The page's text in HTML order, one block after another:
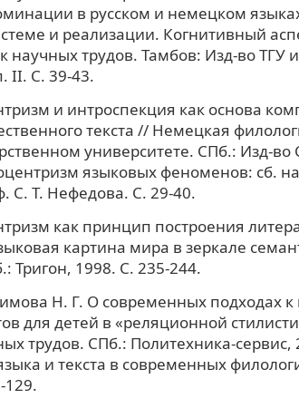
в русском и немецком
и реализации. Когнитивный
научных трудов. Тамбов: Изд-во ТГУ
II. С. 39-43.
и интроспекция как основа
текста // Немецкая
университете. СПб.: Изд-во
языковых феноменов: сб.
С. Т. Нефедова. С. 29-40.
как принцип построения
картина мира в зеркале
Тригон, 1998. С. 235-244.
Н. Г. О современных подходах
для детей в «реляционной
трудов. СПб.: Политехника-сервис,
и текста в современных
129.